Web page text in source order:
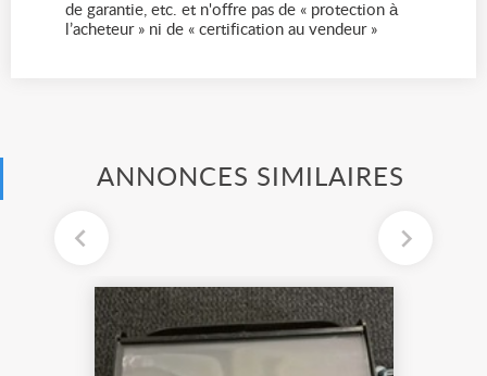
de garantie, etc. et n'offre pas de « protection à
l’acheteur » ni de « certification au vendeur »
ANNONCES SIMILAIRES